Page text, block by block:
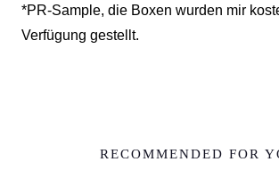
*PR-Sample, die Boxen wurden mir
Verfügung gestellt.
RECOMMENDED FOR